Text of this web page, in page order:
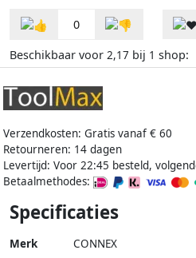
0
Beschikbaar voor 2,17 bij 1 shop:
Verzendkosten: Gratis vanaf € 60
Retourneren: 14 dagen
Levertijd: Voor 22:45 besteld,
Betaalmethodes:
Specificaties
Merk CONNEX